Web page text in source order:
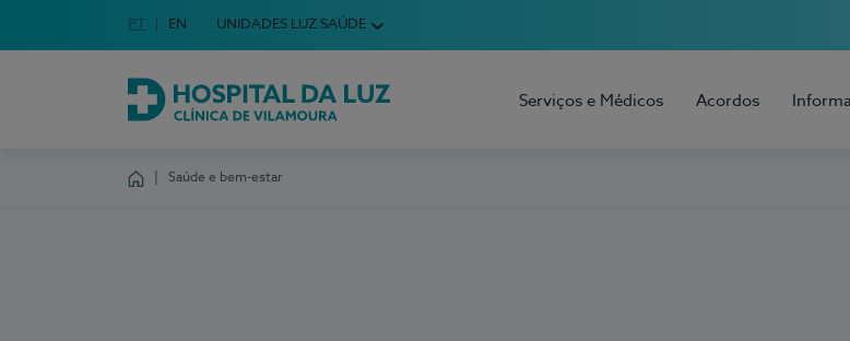
Escolha o seu idioma
Idioma em Português
PT English Language
EN UNIDADES LUZ SAÚDE
Hospital da Luz Clínica de Vilamoura
Serviços e Médicos Acordos
Saúde e bem-estar